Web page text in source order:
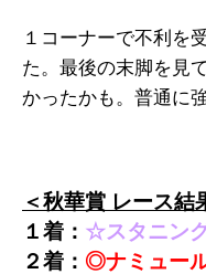
１コーナーで不利を
た。最後の末脚を見
かったかも。普通に
＜秋華賞 レース結
１着： ☆スタニン
２着： ◎ナミュー